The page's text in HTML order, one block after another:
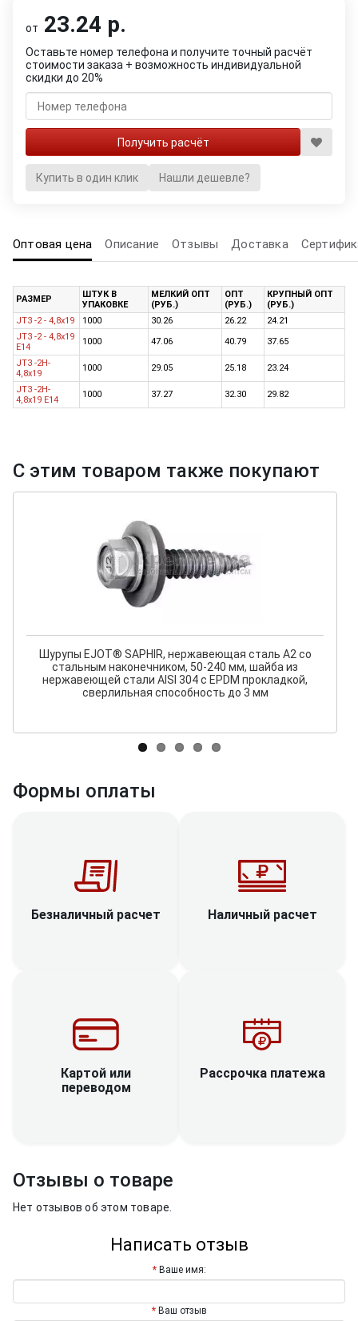
от 23.24 р.
Оставьте номер телефона и получите точный расчёт
стоимости заказа + возможность индивидуальной
скидки до 20%
Купить в один клик Нашли дешевле?
Оптовая цена Описание Отзывы Доставка
РАЗМЕР
ШТУК В
УПАКОВКЕ
МЕЛКИЙ ОПТ
(РУБ.)
ОПТ
(РУБ.)
КРУПНЫЙ ОПТ
(РУБ.)
JT3 -2 - 4,8x19
1000 30.26 26.22
24.21
JT3 -2 - 4,8x19
E14
1000 47.06 40.79 37.65
JT3 -2H-
4,8x19
1000 29.05 25.18 23.24
JT3 -2H-
4,8x19 E14
1000 37.27 32.30 29.82
С этим товаром также покупают
Шурупы EJOT® SAPHIR, нержавеющая сталь А2 со
стальным наконечником, 50-240 мм, шайба из
нержавеющей стали AISI 304 с EPDM прокладкой,
сверлильная способность до 3 мм
Формы оплаты
Безналичный расчет Наличный расчет
Картой или
переводом
Рассрочка платежа
Отзывы о товаре
Нет отзывов об этом товаре.
Написать отзыв
Ваше имя:
Ваш отзыв